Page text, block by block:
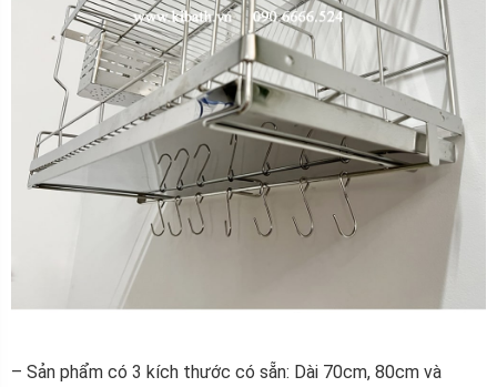
– Sản phẩm có 3 kích thước có sẵn: Dài 70cm, 80cm và